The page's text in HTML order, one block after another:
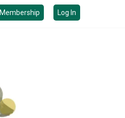
Membership Log In